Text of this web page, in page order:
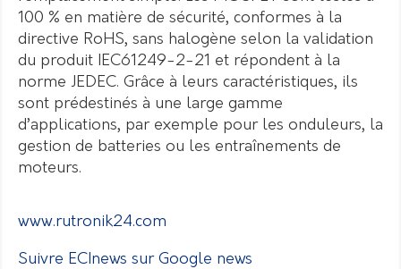
100 % en matière de sécurité, conformes à la
directive RoHS, sans halogène selon la validation
du produit IEC61249-2-21 et répondent à la
norme JEDEC. Grâce à leurs caractéristiques, ils
sont prédestinés à une large gamme
d’applications, par exemple pour les onduleurs, la
gestion de batteries ou les entraînements de
moteurs.
www.rutronik24.com
Suivre ECInews sur Google news